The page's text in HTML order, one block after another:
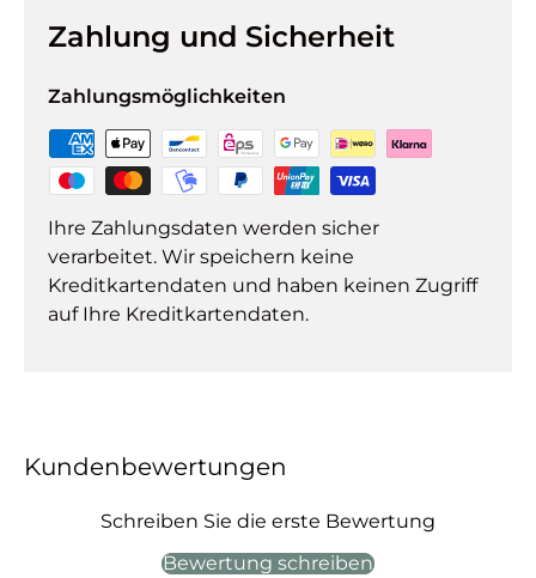
Zahlung und Sicherheit
Zahlungsmöglichkeiten
Ihre Zahlungsdaten werden sicher
verarbeitet. Wir speichern keine
Kreditkartendaten und haben keinen Zugriff
auf Ihre Kreditkartendaten.
Kundenbewertungen
Schreiben Sie die erste Bewertung
Bewertung schreiben